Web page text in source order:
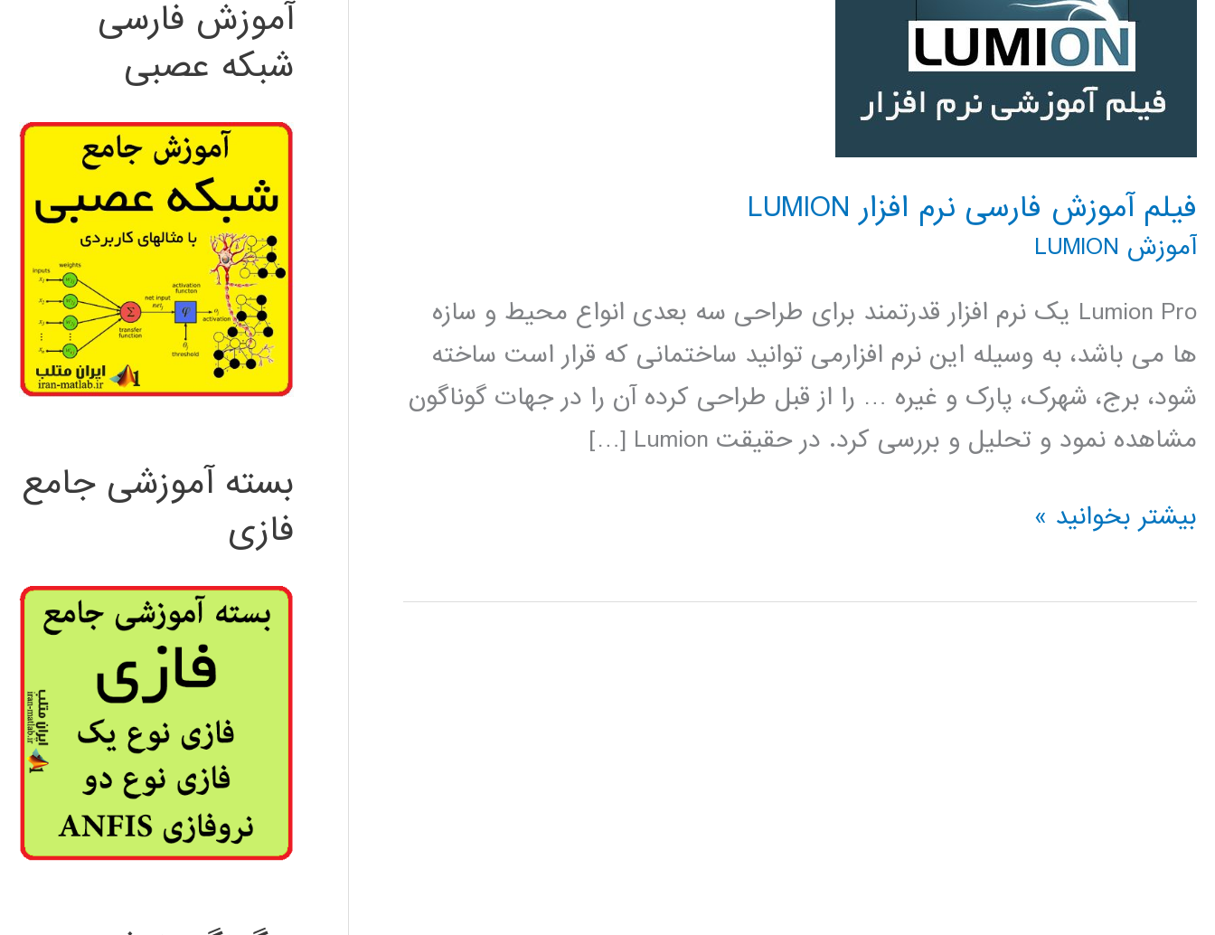
فیلم آموزش فارسی نرم افزار LUMION
آموزش LUMION
Lumion Pro یک نرم افزار قدرتمند برای طراحی سه بعدی انواع محیط و سازه
ها می باشد، به وسیله این نرم افزارمی توانید ساختمانی که قرار است ساخته
شود، برج، شهرک، پارک و غیره … را از قبل طراحی کرده آن را در جهات گوناگون
مشاهده نمود و تحلیل و بررسی کرد. در حقیقت Lumion […]
فیلم
فارسی
بیشتر بخوانید »
آموزش فارسی
شبکه عصبی
بسته آموزشی جامع
فازی